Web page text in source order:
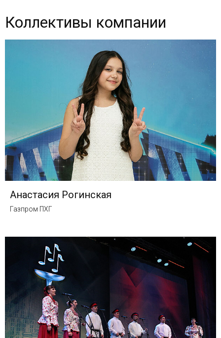
Коллективы компании
Анастасия Рогинская
Газпром ПХГ